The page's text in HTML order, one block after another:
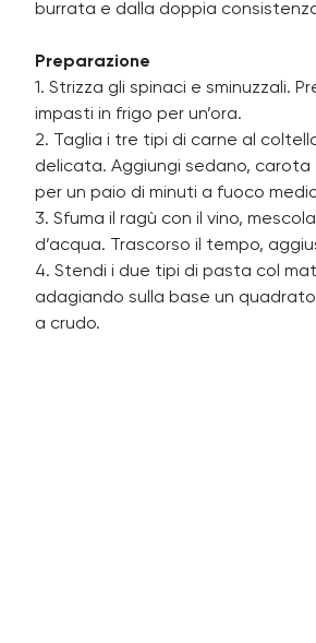
burrata e dalla doppia
Preparazione
1. Strizza gli spinaci e sminuzzali.
impasti in frigo per un’ora.
2. Taglia i tre tipi di carne al
delicata. Aggiungi sedano, carota
per un paio di minuti a fuoco
3. Sfuma il ragù con il vino,
d’acqua. Trascorso il tempo,
4. Stendi i due tipi di pasta col
adagiando sulla base un
a crudo.